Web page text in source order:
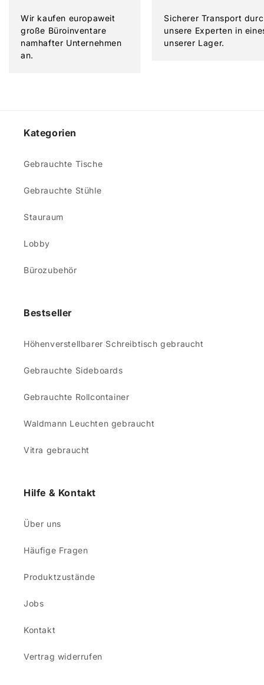
Wir kaufen europaweit
große Büroinventare
namhafter Unternehmen
an.
Sicherer Transport
unsere Experten in
unserer Lager.
Kategorien
Gebrauchte Tische
Gebrauchte Stühle
Stauraum
Lobby
Bürozubehör
Bestseller
Höhenverstellbarer Schreibtisch gebraucht
Gebrauchte Sideboards
Gebrauchte Rollcontainer
Waldmann Leuchten gebraucht
Vitra gebraucht
Hilfe & Kontakt
Über uns
Häufige Fragen
Produktzustände
Jobs
Kontakt
Vertrag widerrufen